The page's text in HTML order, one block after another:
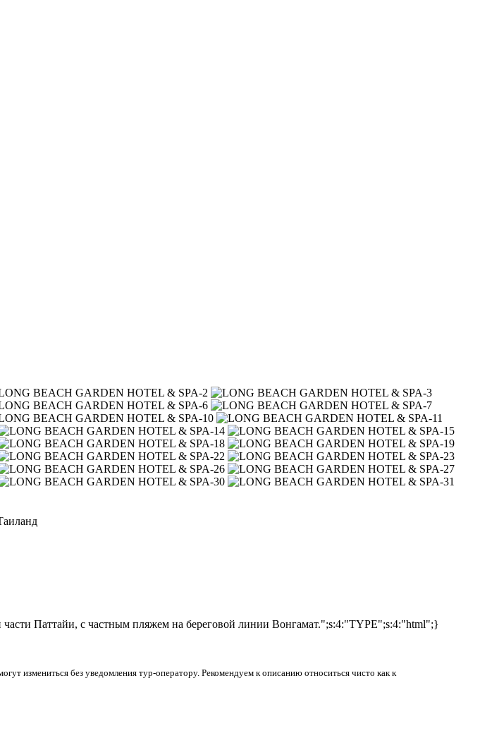
Паттайи, с частным пляжем на береговой линии Вонгамат.";s:4:"TYPE";s:4:"html";}
измениться без уведомления тур-оператору. Рекомендуем к описанию относиться чисто как к